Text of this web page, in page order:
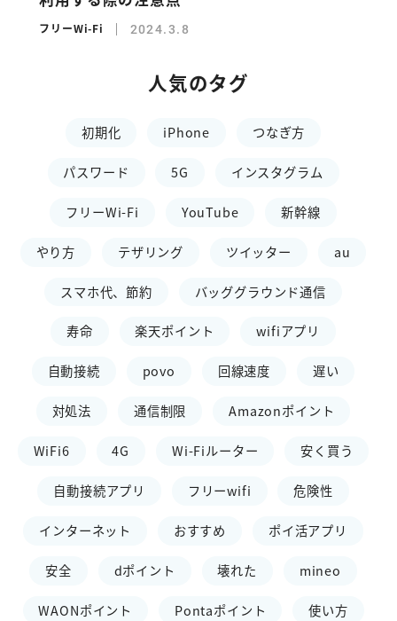
フリーWi-Fi 2024.3.8
人気のタグ
初期化 iPhone つなぎ方
パスワード 5G インスタグラム
フリーWi-Fi YouTube 新幹線
やり方 テザリング ツイッター au
スマホ代、節約 バッググラウンド通信
寿命 楽天ポイント wifiアプリ
自動接続 povo 回線速度 遅い
対処法 通信制限 Amazonポイント
WiFi6 4G Wi-Fiルーター 安く買う
自動接続アプリ フリーwifi 危険性
インターネット おすすめ ポイ活アプリ
安全 dポイント 壊れた mineo
WAONポイント Pontaポイント 使い方